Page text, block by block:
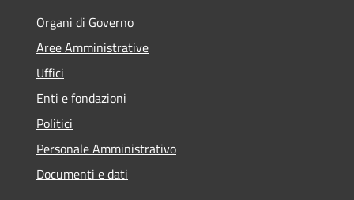
Organi di Governo
Aree Amministrative
Uffici
Enti e fondazioni
Politici
Personale Amministrativo
Documenti e dati